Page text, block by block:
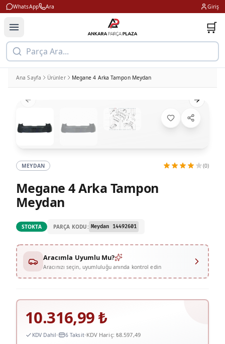
WhatsApp Ara Giriş
🛒
Parça Ara...
Ana Sayfa Ürünler Megane 4 Arka Tampon Meydan
Previous slide Next
MEYDAN (0)
Megane 4 Arka Tampon
Meydan
STOKTA PARÇA KODU: Meydan 14492601
Aracımla Uyumlu Mu?
Aracınızı seçin, uyumluluğu anında kontrol edin
10.316,99₺
KDV Dahil 6 Taksit KDV Hariç: ₺8.597,49